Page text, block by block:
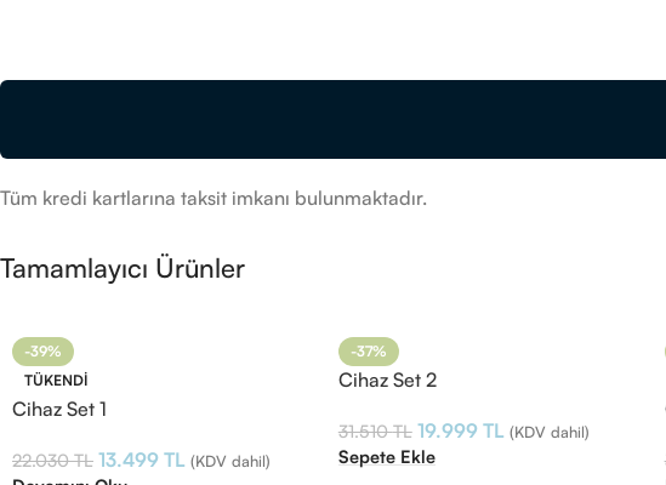
Tüm kredi kartlarına taksit imkanı bulunmaktadır.
Tamamlayıcı Ürünler
-39%
TÜKENDI
Cihaz Set 1
22.030TL 13.499 TL (KDV dahil)
-37%
Cihaz Set 2
31.510TL 19.999 TL (KDV dahil)
Sepete Ekle